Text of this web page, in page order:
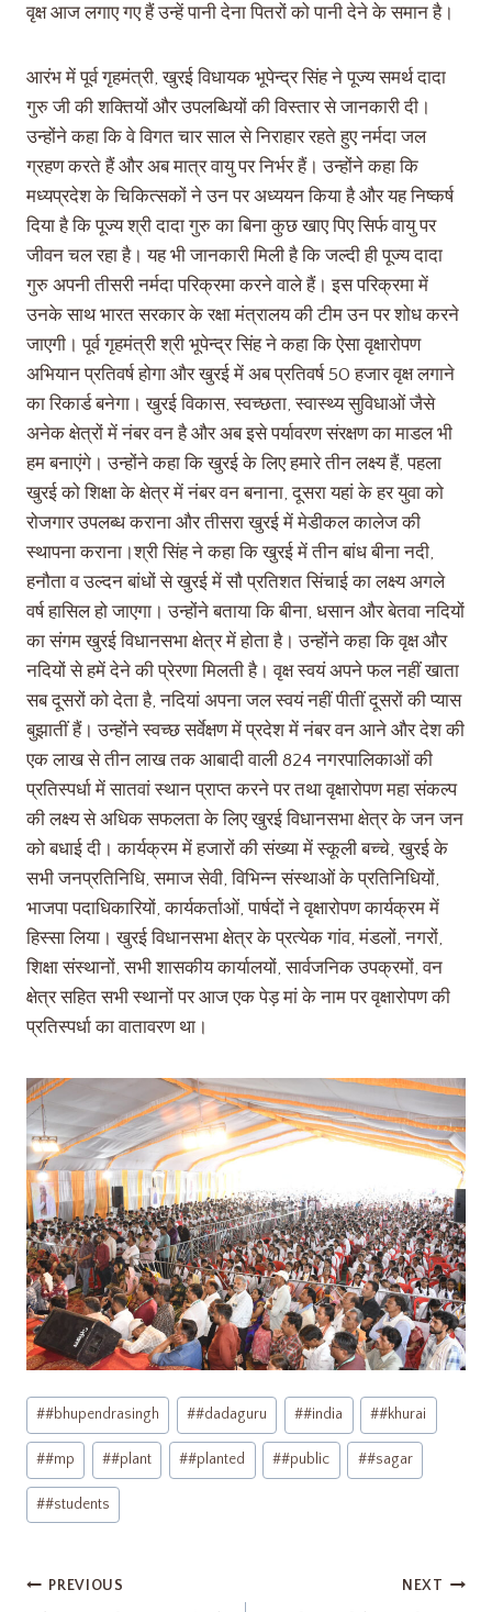
वृक्ष आज लगाए गए हैं उन्हें पानी देना पितरों को पानी देने के समान है।
आरंभ में पूर्व गृहमंत्री, खुरई विधायक भूपेन्द्र सिंह ने पूज्य समर्थ दादा
गुरु जी की शक्तियों और उपलब्धियों की विस्तार से जानकारी दी।
उन्होंने कहा कि वे विगत चार साल से निराहार रहते हुए नर्मदा जल
ग्रहण करते हैं और अब मात्र वायु पर निर्भर हैं। उन्होंने कहा कि
मध्यप्रदेश के चिकित्सकों ने उन पर अध्ययन किया है और यह निष्कर्ष
दिया है कि पूज्य श्री दादा गुरु का बिना कुछ खाए पिए सिर्फ वायु पर
जीवन चल रहा है। यह भी जानकारी मिली है कि जल्दी ही पूज्य दादा
गुरु अपनी तीसरी नर्मदा परिक्रमा करने वाले हैं। इस परिक्रमा में
उनके साथ भारत सरकार के रक्षा मंत्रालय की टीम उन पर शोध करने
जाएगी। पूर्व गृहमंत्री श्री भूपेन्द्र सिंह ने कहा कि ऐसा वृक्षारोपण
अभियान प्रतिवर्ष होगा और खुरई में अब प्रतिवर्ष 50 हजार वृक्ष लगाने
का रिकार्ड बनेगा। खुरई विकास, स्वच्छता, स्वास्थ्य सुविधाओं जैसे
अनेक क्षेत्रों में नंबर वन है और अब इसे पर्यावरण संरक्षण का माडल भी
हम बनाएंगे। उन्होंने कहा कि खुरई के लिए हमारे तीन लक्ष्य हैं, पहला
खुरई को शिक्षा के क्षेत्र में नंबर वन बनाना, दूसरा यहां के हर युवा को
रोजगार उपलब्ध कराना और तीसरा खुरई में मेडीकल कालेज की
स्थापना कराना।श्री सिंह ने कहा कि खुरई में तीन बांध बीना नदी,
हनौता व उल्दन बांधों से खुरई में सौ प्रतिशत सिंचाई का लक्ष्य अगले
वर्ष हासिल हो जाएगा। उन्होंने बताया कि बीना, धसान और बेतवा नदियों
का संगम खुरई विधानसभा क्षेत्र में होता है। उन्होंने कहा कि वृक्ष और
नदियों से हमें देने की प्रेरणा मिलती है। वृक्ष स्वयं अपने फल नहीं खाता
सब दूसरों को देता है, नदियां अपना जल स्वयं नहीं पीतीं दूसरों की प्यास
बुझातीं हैं। उन्होंने स्वच्छ सर्वेक्षण में प्रदेश में नंबर वन आने और देश की
एक लाख से तीन लाख तक आबादी वाली 824 नगरपालिकाओं की
प्रतिस्पर्धा में सातवां स्थान प्राप्त करने पर तथा वृक्षारोपण महा संकल्प
की लक्ष्य से अधिक सफलता के लिए खुरई विधानसभा क्षेत्र के जन जन
को बधाई दी। कार्यक्रम में हजारों की संख्या में स्कूली बच्चे, खुरई के
सभी जनप्रतिनिधि, समाज सेवी, विभिन्न संस्थाओं के प्रतिनिधियों,
भाजपा पदाधिकारियों, कार्यकर्ताओं, पार्षदों ने वृक्षारोपण कार्यक्रम में
हिस्सा लिया। खुरई विधानसभा क्षेत्र के प्रत्येक गांव, मंडलों, नगरों,
शिक्षा संस्थानों, सभी शासकीय कार्यालयों, सार्वजनिक उपक्रमों, वन
क्षेत्र सहित सभी स्थानों पर आज एक पेड़ मां के नाम पर वृक्षारोपण की
प्रतिस्पर्धा का वातावरण था।
##bhupendrasingh ##dadaguru ##india ##khurai
##mp ##plant ##planted ##public ##sagar
##students
PREVIOUS NEXT